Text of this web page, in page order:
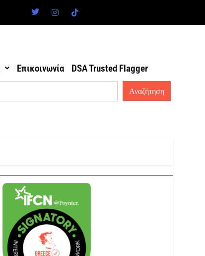
Επικοινωνία DSA Trusted Flagger